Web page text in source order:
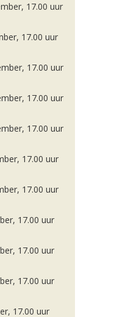
17.00 uur
17.00 uur
17.00 uur
17.00 uur
17.00 uur
17.00 uur
17.00 uur
17.00 uur
17.00 uur
17.00 uur
17.00 uur